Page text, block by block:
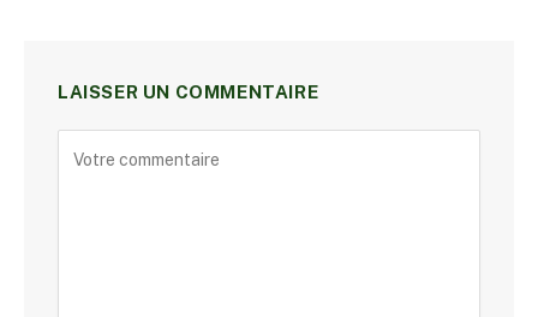
LAISSER UN COMMENTAIRE